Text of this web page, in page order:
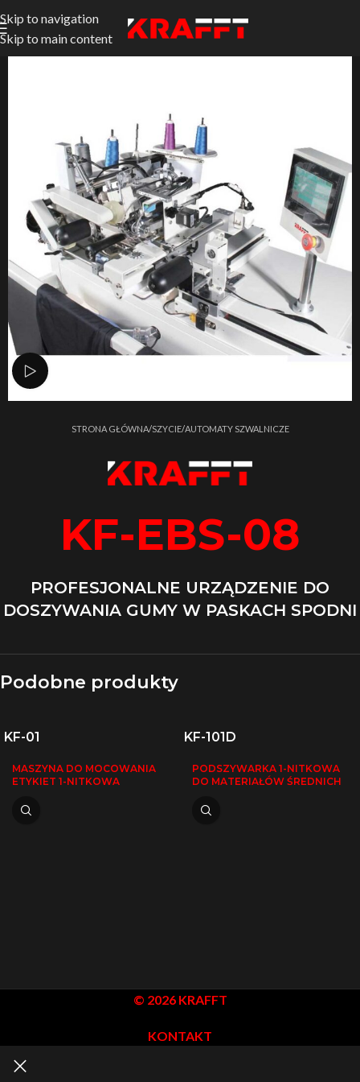
Skip to navigation
Skip to main content
Zobacz film
Strona główna/SZYCIE/AUTOMATY SZWALNICZE
KF-EBS-08
PROFESJONALNE URZĄDZENIE DO
DOSZYWANIA GUMY W PASKACH SPODNI
Podobne produkty
KF-01
MASZYNA DO MOCOWANIA
ETYKIET 1-NITKOWA
KF-101D
PODSZYWARKA 1-NITKOWA
DO MATERIAŁÓW ŚREDNICH
© 2026 KRAFFT
KONTAKT